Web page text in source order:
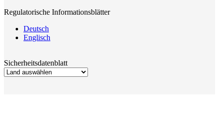
Regulatorische Informationsblätter
Deutsch
Englisch
Sicherheitsdatenblatt